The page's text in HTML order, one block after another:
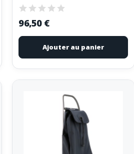
96,50 €
Ajouter au panier